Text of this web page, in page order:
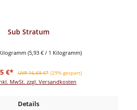
Sub Stratum
(5,93 € / 1 Kilogramm)
€* Regulärer Preis:
UVP 16,69 €* (29% gespart)
MwSt. zzgl. Versandkosten
Details